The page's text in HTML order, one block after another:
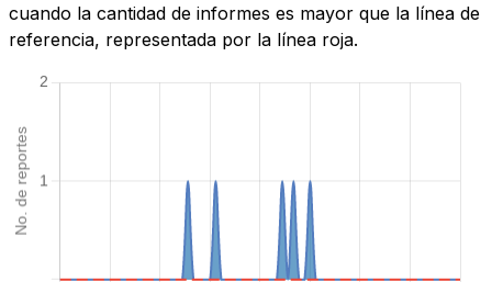
cuando la cantidad de informes es mayor que la línea de
referencia, representada por la línea roja.